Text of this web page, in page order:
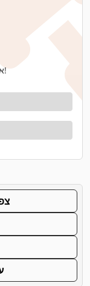
אתה מוכר ללא עלויות קבועות וללא סיכונים!